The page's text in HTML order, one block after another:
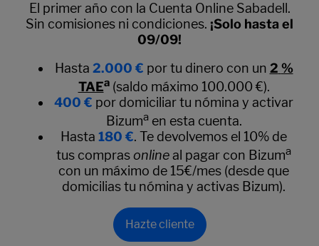
El primer año con la Cuenta Online Sabadell.
Sin comisiones ni condiciones. ¡Solo hasta el
09/09!
Hasta 2.000 € por tu dinero con un 2 %
TAEa (saldo máximo 100.000 €).
400 € por domiciliar tu nómina y activar
Bizumaen esta cuenta.
Hasta 180 €. Te devolvemos el 10% de
tus compras onlineal pagar con Bizuma
con un máximo de 15€/mes (desde que
domicilias tu nómina y activas Bizum).
Hazte cliente